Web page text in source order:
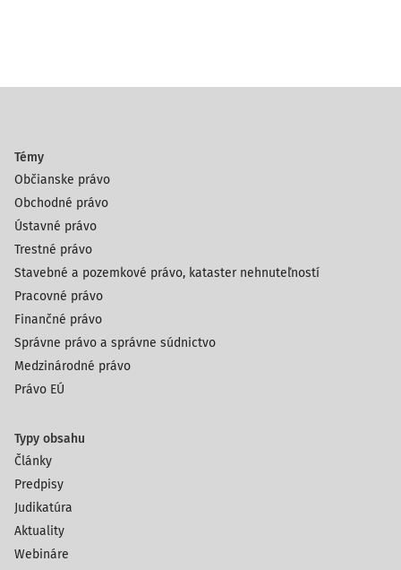
Témy
Občianske právo
Obchodné právo
Ústavné právo
Trestné právo
Stavebné a pozemkové právo, kataster nehnuteľností
Pracovné právo
Finančné právo
Správne právo a správne súdnictvo
Medzinárodné právo
Právo EÚ
Typy obsahu
Články
Predpisy
Judikatúra
Aktuality
Webináre